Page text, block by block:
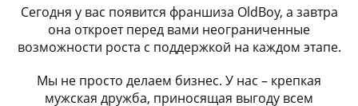
Сегодня у вас появится франшиза OldBoy, а завтра
она откроет перед вами неограниченные
возможности роста с поддержкой на каждом этапе.
Мы не просто делаем бизнес. У нас – крепкая
мужская дружба, приносящая выгоду всем